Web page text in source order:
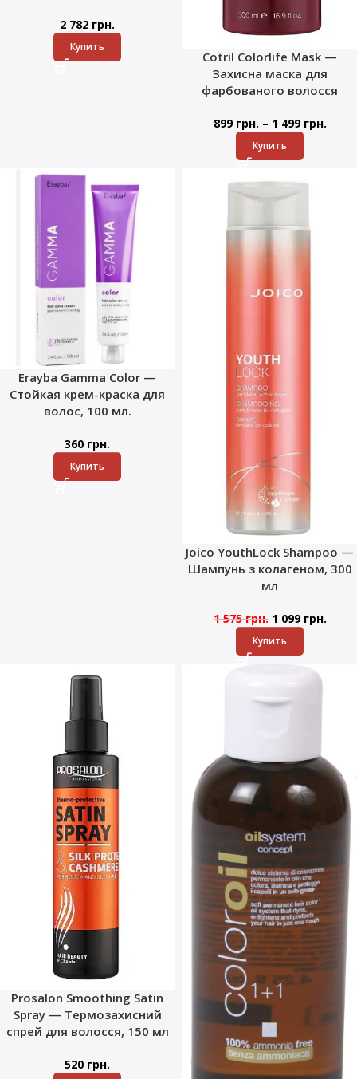
2 782 грн.
Купить
Cotril Colorlife Mask —
Захисна маска для
фарбованого волосся
899 грн. – 1 499 грн.
Купить
Erayba Gamma Color —
Стойкая крем-краска для
волос, 100 мл.
360 грн.
Купить
Joico YouthLock Shampoo —
Шампунь з колагеном, 300
мл
1 575грн. 1 099 грн.
Купить
Prosalon Smoothing Satin
Spray — Термозахисний
спрей для волосся, 150 мл
520 грн.